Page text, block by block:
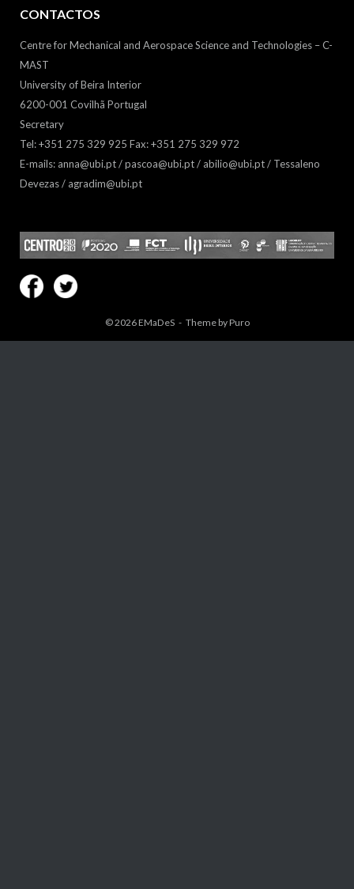
CONTACTOS
Centre for Mechanical and Aerospace Science and Technologies – C-
MAST
University of Beira Interior
6200-001 Covilhã Portugal
Secretary
Tel: +351 275 329 925 Fax: +351 275 329 972
E-mails: anna@ubi.pt / pascoa@ubi.pt / abilio@ubi.pt / Tessaleno
Devezas / agradim@ubi.pt
© 2026EMaDeS Theme byPuro